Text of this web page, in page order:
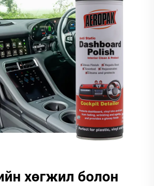
хөгжил болон